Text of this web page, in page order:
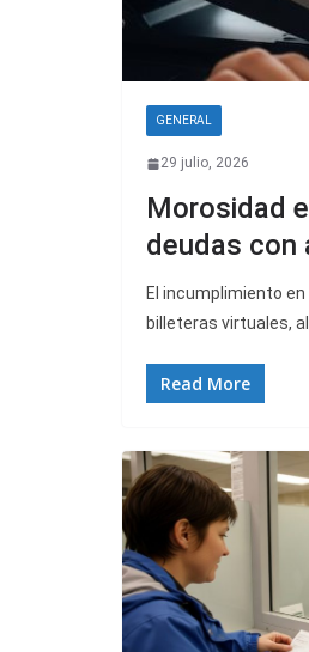
GENERAL
29 julio, 2026
Morosidad
deudas con
El incumplimiento
billeteras virtuales,
Read More